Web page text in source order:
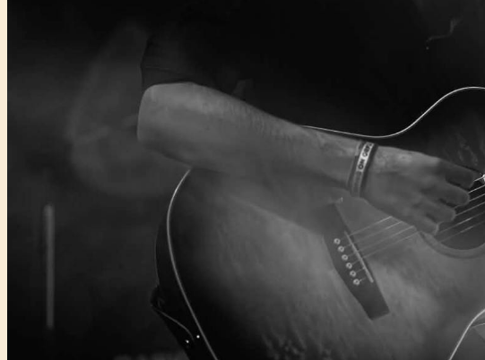
Főtámogató: